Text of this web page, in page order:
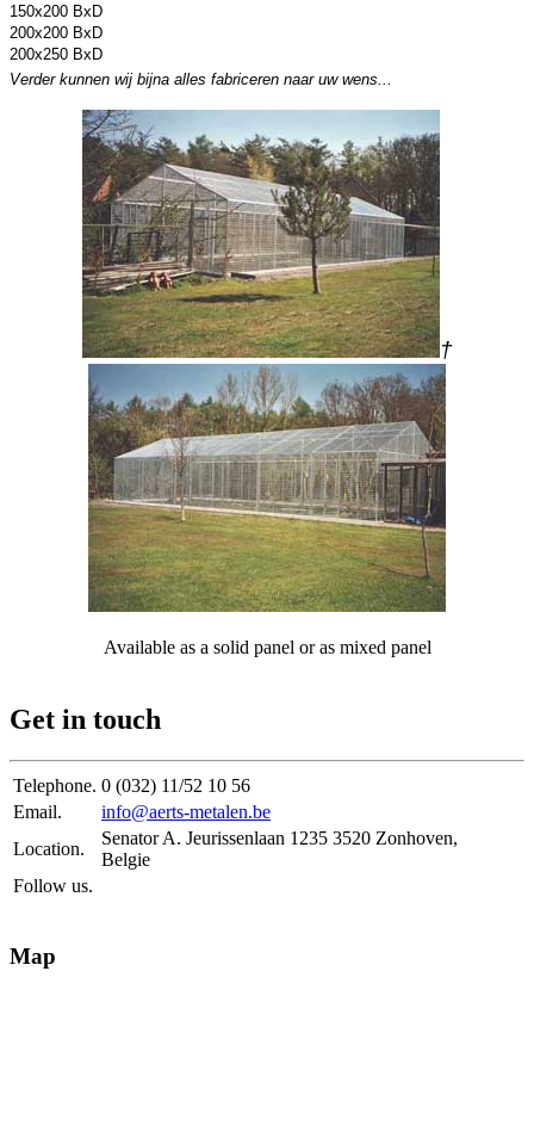
150x200 BxD
200x200 BxD
200x250 BxD
Verder kunnen wij bijna alles fabriceren naar uw wens...
†
Available as a solid panel or as mixed panel
Get in touch
Telephone. 0 (032) 11/52 10 56
Email.
info@aerts-metalen.be
Location.
Senator A. Jeurissenlaan 1235 3520 Zonhoven,
Belgie
Follow us.
Map